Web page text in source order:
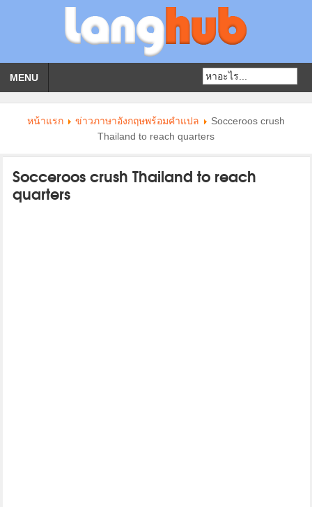
MENU
หน้าแรก ข่าวภาษาอังกฤษพร้อมคําแปล
Socceroos crush
Thailand to reach quarters
Socceroos crush Thailand to reach
quarters